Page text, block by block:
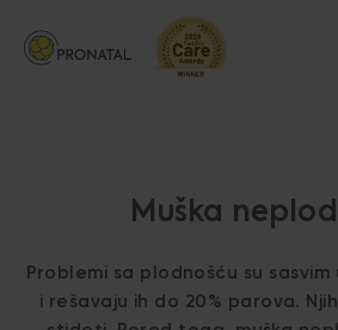
Muška
Problemi sa plodnošću su
i rešavaju ih do 20% parova.